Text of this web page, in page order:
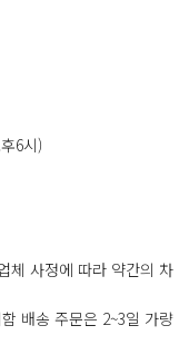
6시)
체 사정에 따라 약간의 차
배송 주문은 2~3일 가량